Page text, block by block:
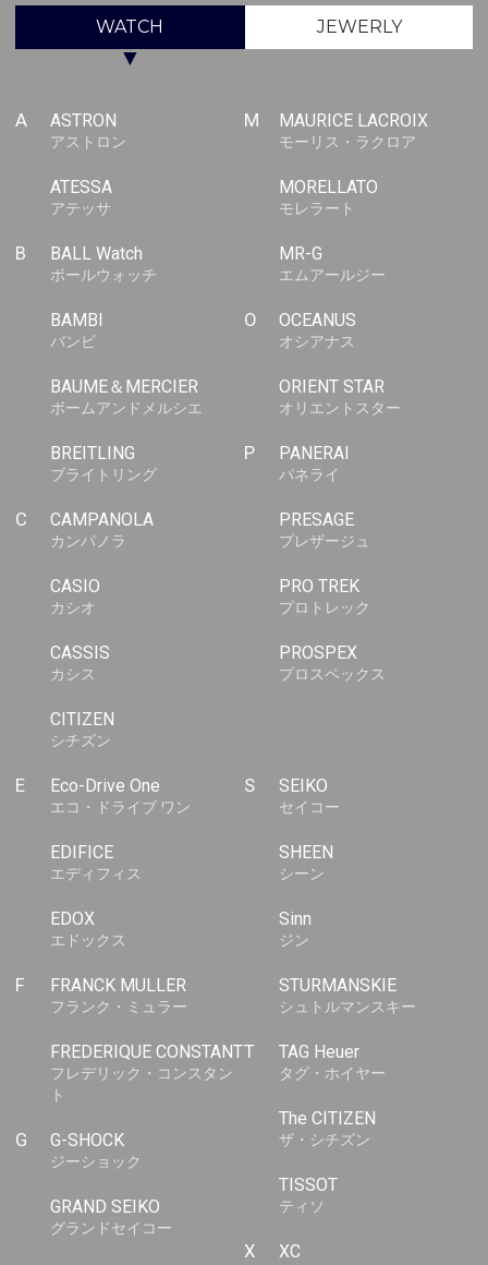
WATCH JEWERLY
▼
A ASTRON
アストロン
ATESSA
アテッサ
B BALL Watch
ボールウォッチ
BAMBI
バンビ
BAUME＆MERCIER
ボームアンドメルシエ
BREITLING
ブライトリング
C CAMPANOLA
カンパノラ
CASIO
カシオ
CASSIS
カシス
CITIZEN
シチズン
E Eco-Drive One
エコ・ドライブ ワン
EDIFICE
エディフィス
EDOX
エドックス
F FRANCK MULLER
フランク・ミュラー
FREDERIQUE CONSTANT
フレデリック・コンスタン
ト
G G-SHOCK
ジーショック
GRAND SEIKO
グランドセイコー
M MAURICE LACROIX
モーリス・ラクロア
MORELLATO
モレラート
MR-G
エムアールジー
O OCEANUS
オシアナス
ORIENT STAR
オリエントスター
P PANERAI
パネライ
PRESAGE
プレザージュ
PRO TREK
プロトレック
PROSPEX
プロスペックス
S SEIKO
セイコー
SHEEN
シーン
Sinn
ジン
STURMANSKIE
シュトルマンスキー
T TAG Heuer
タグ・ホイヤー
The CITIZEN
ザ・シチズン
TISSOT
ティソ
X XC